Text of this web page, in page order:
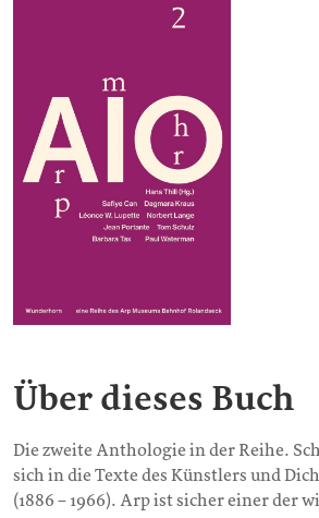
Über dieses Buch
Die zweite Anthologie in der Reihe.
sich in die Texte des Künstlers und
(1886 – 1966). Arp ist sicher einer der